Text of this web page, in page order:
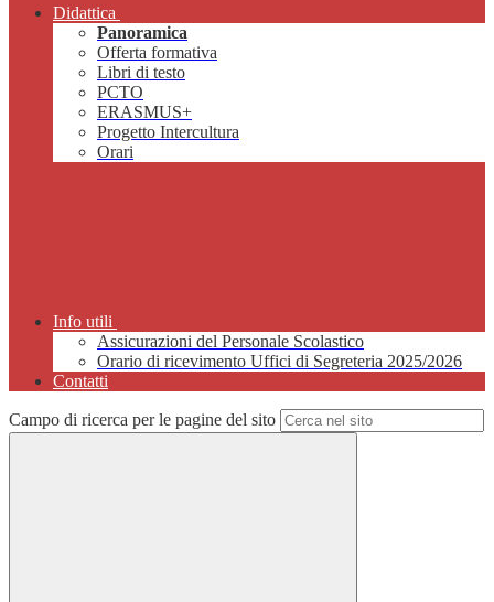
Didattica
Panoramica
Offerta formativa
Libri di testo
PCTO
ERASMUS+
Progetto Intercultura
Orari
Info utili
Assicurazioni del Personale Scolastico
Orario di ricevimento Uffici di Segreteria 2025/2026
Contatti
Campo di ricerca per le pagine del sito